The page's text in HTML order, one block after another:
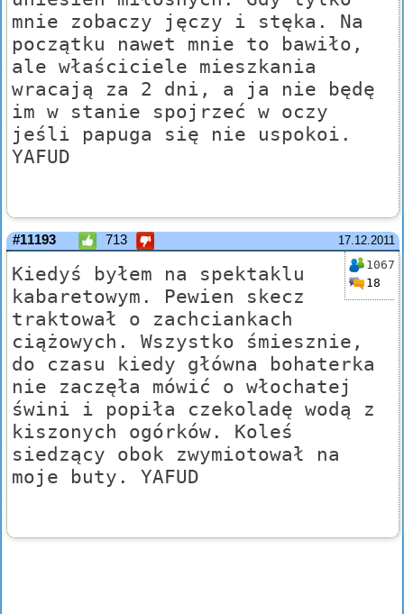
mnie zobaczy jęczy i stęka. Na
początku nawet mnie to bawiło,
ale właściciele mieszkania
wracają za 2 dni, a ja nie będę
im w stanie spojrzeć w oczy
jeśli papuga się nie uspokoi.
YAFUD
17.12.2011
#11193 713
1067
18
Kiedyś byłem na spektaklu
kabaretowym. Pewien skecz
traktował o zachciankach
ciążowych. Wszystko śmiesznie,
do czasu kiedy główna bohaterka
nie zaczęła mówić o włochatej
świni i popiła czekoladę wodą z
kiszonych ogórków. Koleś
siedzący obok zwymiotował na
moje buty. YAFUD